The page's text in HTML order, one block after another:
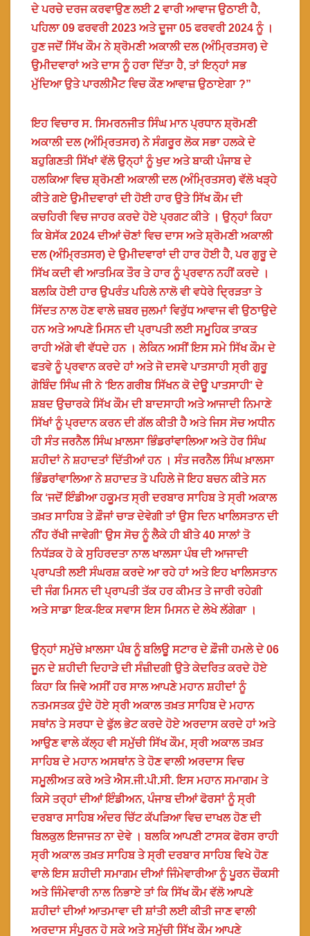
ਦੇ ਪਰਚੇ ਦਰਜ ਕਰਵਾਉਣ ਲਈ 2 ਵਾਰੀ ਆਵਾਜ ਉਠਾਈ ਹੈ,
ਪਹਿਲਾ 09 ਫਰਵਰੀ 2023 ਅਤੇ ਦੂਜਾ 05 ਫਰਵਰੀ 2024 ਨੂੰ ।
ਹੁਣ ਜਦੋਂ ਸਿੱਖ ਕੌਮ ਨੇ ਸ਼੍ਰੋਮਣੀ ਅਕਾਲੀ ਦਲ (ਅੰਮ੍ਰਿਤਸਰ) ਦੇ
ਉਮੀਦਵਾਰਾਂ ਅਤੇ ਦਾਸ ਨੂੰ ਹਰਾ ਦਿੱਤਾ ਹੈ, ਤਾਂ ਇਨ੍ਹਾਂ ਸਭ
ਮੁੱਦਿਆ ਉਤੇ ਪਾਰਲੀਮੈਟ ਵਿਚ ਕੌਣ ਆਵਾਜ਼ ਉਠਾਏਗਾ ?”
ਇਹ ਵਿਚਾਰ ਸ. ਸਿਮਰਨਜੀਤ ਸਿੰਘ ਮਾਨ ਪ੍ਰਧਾਨ ਸ਼੍ਰੋਮਣੀ
ਅਕਾਲੀ ਦਲ (ਅੰਮ੍ਰਿਤਸਰ) ਨੇ ਸੰਗਰੂਰ ਲੋਕ ਸਭਾ ਹਲਕੇ ਦੇ
ਬਹੁਗਿਣਤੀ ਸਿੱਖਾਂ ਵੱਲੋ ਉਨ੍ਹਾਂ ਨੂੰ ਖੁਦ ਅਤੇ ਬਾਕੀ ਪੰਜਾਬ ਦੇ
ਹਲਕਿਆ ਵਿਚ ਸ਼੍ਰੋਮਣੀ ਅਕਾਲੀ ਦਲ (ਅੰਮ੍ਰਿਤਸਰ) ਵੱਲੋ ਖੜ੍ਹੇ
ਕੀਤੇ ਗਏ ਉਮੀਦਵਾਰਾਂ ਦੀ ਹੋਈ ਹਾਰ ਉਤੇ ਸਿੱਖ ਕੌਮ ਦੀ
ਕਚਹਿਰੀ ਵਿਚ ਜਾਹਰ ਕਰਦੇ ਹੋਏ ਪ੍ਰਗਟ ਕੀਤੇ । ਉਨ੍ਹਾਂ ਕਿਹਾ
ਕਿ ਬੇਸੱਕ 2024 ਦੀਆਂ ਚੋਣਾਂ ਵਿਚ ਦਾਸ ਅਤੇ ਸ਼੍ਰੋਮਣੀ ਅਕਾਲੀ
ਦਲ (ਅੰਮ੍ਰਿਤਸਰ) ਦੇ ਉਮੀਦਵਾਰਾਂ ਦੀ ਹਾਰ ਹੋਈ ਹੈ, ਪਰ ਗੁਰੂ ਦੇ
ਸਿੱਖ ਕਦੀ ਵੀ ਆਤਮਿਕ ਤੌਰ ਤੇ ਹਾਰ ਨੂੰ ਪ੍ਰਵਾਨ ਨਹੀਂ ਕਰਦੇ ।
ਬਲਕਿ ਹੋਈ ਹਾਰ ਉਪਰੰਤ ਪਹਿਲੇ ਨਾਲੋ ਵੀ ਵਧੇਰੇ ਦ੍ਰਿੜਤਾ ਤੇ
ਸਿੱਦਤ ਨਾਲ ਹੋਣ ਵਾਲੇ ਜ਼ਬਰ ਜੁਲਮਾਂ ਵਿਰੁੱਧ ਆਵਾਜ ਵੀ ਉਠਾਉਦੇ
ਹਨ ਅਤੇ ਆਪਣੇ ਮਿਸਨ ਦੀ ਪ੍ਰਾਪਤੀ ਲਈ ਸਮੂਹਿਕ ਤਾਕਤ
ਰਾਹੀ ਅੱਗੇ ਵੀ ਵੱਧਦੇ ਹਨ । ਲੇਕਿਨ ਅਸੀਂ ਇਸ ਸਮੇ ਸਿੱਖ ਕੌਮ ਦੇ
ਫਤਵੇ ਨੂੰ ਪ੍ਰਵਾਨ ਕਰਦੇ ਹਾਂ ਅਤੇ ਜੋ ਦਸਵੇ ਪਾਤਸਾਹੀ ਸ੍ਰੀ ਗੁਰੂ
ਗੋਬਿੰਦ ਸਿੰਘ ਜੀ ਨੇ ‘ਇਨ ਗਰੀਬ ਸਿੱਖਨ ਕੋ ਦੇਊ ਪਾਤਸਾਹੀ’ ਦੇ
ਸ਼ਬਦ ਉਚਾਰਕੇ ਸਿੱਖ ਕੌਮ ਦੀ ਬਾਦਸਾਹੀ ਅਤੇ ਆਜਾਦੀ ਨਿਮਾਣੇ
ਸਿੱਖਾਂ ਨੂੰ ਪ੍ਰਦਾਨ ਕਰਨ ਦੀ ਗੱਲ ਕੀਤੀ ਹੈ ਅਤੇ ਜਿਸ ਸੋਚ ਅਧੀਨ
ਹੀ ਸੰਤ ਜਰਨੈਲ ਸਿੰਘ ਖ਼ਾਲਸਾ ਭਿੰਡਰਾਂਵਾਲਿਆ ਅਤੇ ਹੋਰ ਸਿੰਘ
ਸ਼ਹੀਦਾਂ ਨੇ ਸ਼ਹਾਦਤਾਂ ਦਿੱਤੀਆਂ ਹਨ । ਸੰਤ ਜਰਨੈਲ ਸਿੰਘ ਖ਼ਾਲਸਾ
ਭਿੰਡਰਾਂਵਾਲਿਆ ਨੇ ਸ਼ਹਾਦਤ ਤੋ ਪਹਿਲੇ ਜੋ ਇਹ ਬਚਨ ਕੀਤੇ ਸਨ
ਕਿ ‘ਜਦੋਂ ਇੰਡੀਆ ਹਕੂਮਤ ਸ੍ਰੀ ਦਰਬਾਰ ਸਾਹਿਬ ਤੇ ਸ੍ਰੀ ਅਕਾਲ
ਤਖ਼ਤ ਸਾਹਿਬ ਤੇ ਫ਼ੌਜਾਂ ਚਾੜ ਦੇਵੇਗੀ ਤਾਂ ਉਸ ਦਿਨ ਖਾਲਿਸਤਾਨ ਦੀ
ਨੀਂਹ ਰੱਖੀ ਜਾਵੇਗੀ’ ਉਸ ਸੋਚ ਨੂੰ ਲੈਕੇ ਹੀ ਬੀਤੇ 40 ਸਾਲਾਂ ਤੋ
ਨਿਧੱੜਕ ਹੋ ਕੇ ਸੁਹਿਰਦਤਾ ਨਾਲ ਖਾਲਸਾ ਪੰਥ ਦੀ ਆਜਾਦੀ
ਪ੍ਰਾਪਤੀ ਲਈ ਸੰਘਰਸ਼ ਕਰਦੇ ਆ ਰਹੇ ਹਾਂ ਅਤੇ ਇਹ ਖਾਲਿਸਤਾਨ
ਦੀ ਜੰਗ ਮਿਸਨ ਦੀ ਪ੍ਰਾਪਤੀ ਤੱਕ ਹਰ ਕੀਮਤ ਤੇ ਜਾਰੀ ਰਹੇਗੀ
ਅਤੇ ਸਾਡਾ ਇਕ-ਇਕ ਸਵਾਸ ਇਸ ਮਿਸਨ ਦੇ ਲੇਖੇ ਲੱਗੇਗਾ ।
ਉਨ੍ਹਾਂ ਸਮੁੱਚੇ ਖ਼ਾਲਸਾ ਪੰਥ ਨੂੰ ਬਲਿਊ ਸਟਾਰ ਦੇ ਫ਼ੌਜੀ ਹਮਲੇ ਦੇ 06
ਜੂਨ ਦੇ ਸ਼ਹੀਦੀ ਦਿਹਾੜੇ ਦੀ ਸੰਜ਼ੀਦਗੀ ਉਤੇ ਕੇਦਰਿਤ ਕਰਦੇ ਹੋਏ
ਕਿਹਾ ਕਿ ਜਿਵੇ ਅਸੀਂ ਹਰ ਸਾਲ ਆਪਣੇ ਮਹਾਨ ਸ਼ਹੀਦਾਂ ਨੂੰ
ਨਤਮਸਤਕ ਹੁੰਦੇ ਹੋਏ ਸ੍ਰੀ ਅਕਾਲ ਤਖ਼ਤ ਸਾਹਿਬ ਦੇ ਮਹਾਨ
ਸਥਾਂਨ ਤੇ ਸਰਧਾ ਦੇ ਫੁੱਲ ਭੇਟ ਕਰਦੇ ਹੋਏ ਅਰਦਾਸ ਕਰਦੇ ਹਾਂ ਅਤੇ
ਆਉਣ ਵਾਲੇ ਕੱਲ੍ਹ ਵੀ ਸਮੁੱਚੀ ਸਿੱਖ ਕੌਮ, ਸ੍ਰੀ ਅਕਾਲ ਤਖ਼ਤ
ਸਾਹਿਬ ਦੇ ਮਹਾਨ ਅਸਥਾਂਨ ਤੇ ਹੋਣ ਵਾਲੀ ਅਰਦਾਸ ਵਿਚ
ਸਮੂਲੀਅਤ ਕਰੇ ਅਤੇ ਐਸ.ਜੀ.ਪੀ.ਸੀ. ਇਸ ਮਹਾਨ ਸਮਾਗਮ ਤੇ
ਕਿਸੇ ਤਰ੍ਹਾਂ ਦੀਆਂ ਇੰਡੀਅਨ, ਪੰਜਾਬ ਦੀਆਂ ਫੋਰਸਾਂ ਨੂੰ ਸ੍ਰੀ
ਦਰਬਾਰ ਸਾਹਿਬ ਅੰਦਰ ਚਿੱਟ ਕੱਪੜਿਆ ਵਿਚ ਦਾਖਲ ਹੋਣ ਦੀ
ਬਿਲਕੁਲ ਇਜਾਜਤ ਨਾ ਦੇਵੇ । ਬਲਕਿ ਆਪਣੀ ਟਾਸਕ ਫੋਰਸ ਰਾਹੀ
ਸ੍ਰੀ ਅਕਾਲ ਤਖ਼ਤ ਸਾਹਿਬ ਤੇ ਸ੍ਰੀ ਦਰਬਾਰ ਸਾਹਿਬ ਵਿਖੇ ਹੋਣ
ਵਾਲੇ ਇਸ ਸ਼ਹੀਦੀ ਸਮਾਗਮ ਦੀਆਂ ਜਿੰਮੇਵਾਰੀਆ ਨੂੰ ਪੂਰਨ ਚੌਕਸੀ
ਅਤੇ ਜਿੰਮੇਵਾਰੀ ਨਾਲ ਨਿਭਾਏ ਤਾਂ ਕਿ ਸਿੱਖ ਕੌਮ ਵੱਲੋ ਆਪਣੇ
ਸ਼ਹੀਦਾਂ ਦੀਆਂ ਆਤਮਾਵਾ ਦੀ ਸ਼ਾਂਤੀ ਲਈ ਕੀਤੀ ਜਾਣ ਵਾਲੀ
ਅਰਦਾਸ ਸੰਪੂਰਨ ਹੋ ਸਕੇ ਅਤੇ ਸਮੁੱਚੀ ਸਿੱਖ ਕੌਮ ਆਪਣੇ